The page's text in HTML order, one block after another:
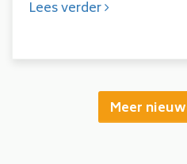
Lees verder
Meer